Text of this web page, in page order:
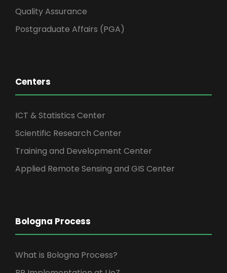
Quality Assurance
Postgraduate Affairs (PGA)
Centers
ICT & Statistics Center
Scientific Research Center
Training and Development Center
Applied Remote Sensing and GIS Center
Bologna Process
What is Bologna Process?